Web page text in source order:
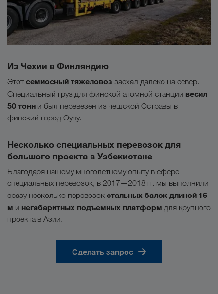
Из Чехии в Финляндию
Этот семиосный тяжеловоз заехал далеко на север.
Специальный груз для финской атомной станции весил
50 тонн и был перевезен из чешской Остравы в
финский город Оулу.
Несколько специальных перевозок для
большого проекта в Узбекистане
Благодаря нашему многолетнему опыту в сфере
специальных перевозок, в 2017—2018 гг. мы выполнили
сразу несколько перевозок стальных балок длиной 16
м и негабаритных подъемных платформ для крупного
проекта в Азии.
Сделать запрос